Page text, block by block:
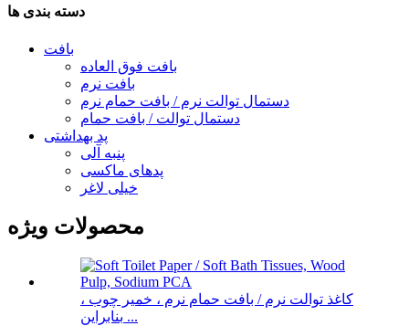
دسته بندی ها
بافت
بافت فوق العاده
بافت نرم
دستمال توالت نرم / بافت حمام نرم
دستمال توالت / بافت حمام
پد بهداشتی
پنبه آلی
پدهای ماکسی
خیلی لاغر
محصولات ویژه
کاغذ توالت نرم / بافت حمام نرم ، خمیر چوب ،
بنابراین ...